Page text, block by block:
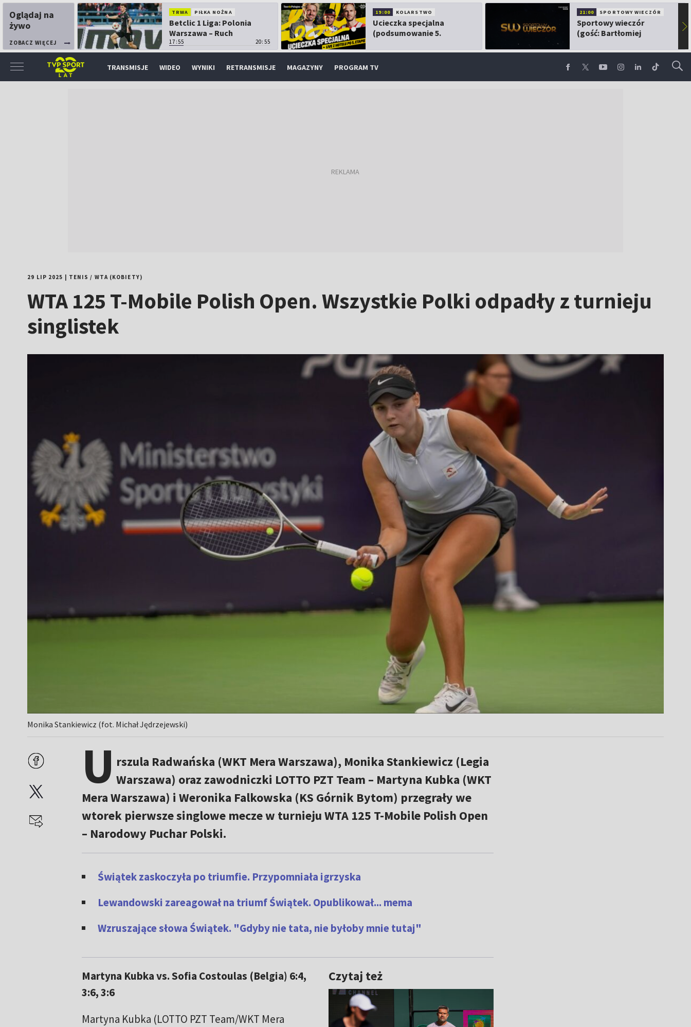
Oglądaj na
żywo
ZOBACZ WIĘCEJ
TRWA PIŁKA NOŻNA
Betclic 1 Liga: Polonia
Warszawa – Ruch
Chorzów
17:55 20:55
19:00 KOLARSTWO
Ucieczka specjalna
(podsumowanie 5.
21:00 SPORTOWY WIECZÓR
Sportowy wieczór
(gość: Bartłomiej
▶
TRANSMISJE WIDEO WYNIKI RETRANSMISJE MAGAZYNY PROGRAM TV
29 LIP 2025 TENIS / WTA (KOBIETY)
WTA 125 T-Mobile Polish Open. Wszystkie Polki odpadły z turnieju
singlistek
Monika Stankiewicz (fot. Michał Jędrzejewski)
U rszula Radwańska (WKT Mera Warszawa), Monika Stankiewicz (Legia
Warszawa) oraz zawodniczki LOTTO PZT Team – Martyna Kubka (WKT
Mera Warszawa) i Weronika Falkowska (KS Górnik Bytom) przegrały we
wtorek pierwsze singlowe mecze w turnieju WTA 125 T-Mobile Polish Open
– Narodowy Puchar Polski.
Świątek zaskoczyła po triumfie. Przypomniała igrzyska
Lewandowski zareagował na triumf Świątek. Opublikował... mema
Wzruszające słowa Świątek. "Gdyby nie tata, nie byłoby mnie tutaj"
Czytaj też
Martyna Kubka vs. Sofia Costoulas (Belgia) 6:4,
3:6, 3:6
Martyna Kubka (LOTTO PZT Team/WKT Mera